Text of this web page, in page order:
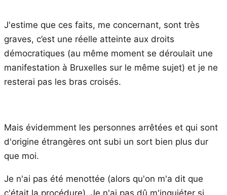
J'estime que ces faits, me concernant, sont très
graves, c’est une réelle atteinte aux droits
démocratiques (au même moment se déroulait une
manifestation à Bruxelles sur le même sujet) et je ne
resterai pas les bras croisés.
Mais évidemment les personnes arrêtées et qui sont
d'origine étrangères ont subi un sort bien plus dur
que moi.
Je n'ai pas été menottée (alors qu'on m'a dit que
c'était la procédure). Je n'ai pas dû m'inquiéter si